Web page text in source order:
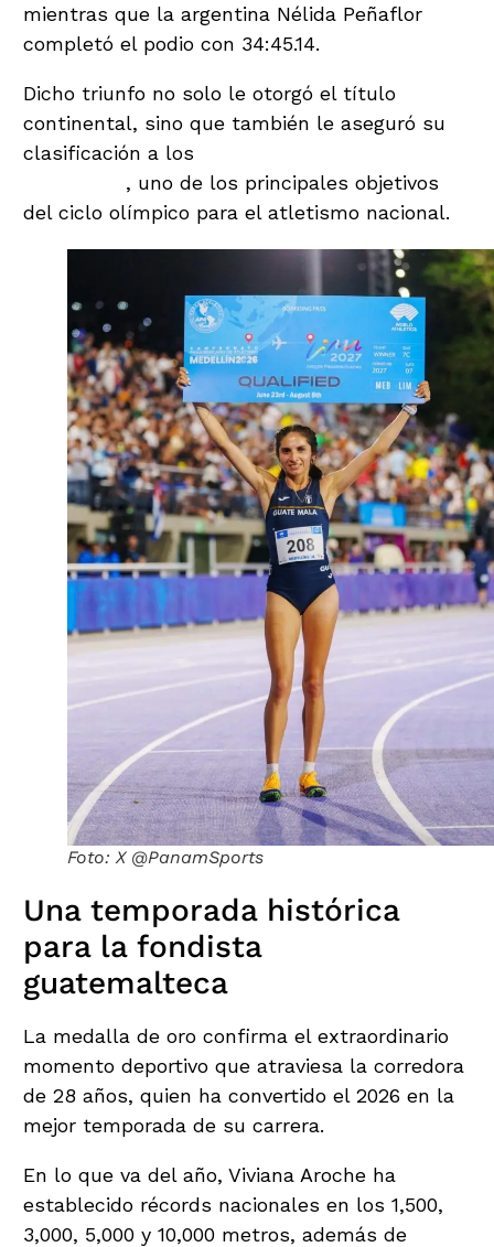
mientras que la argentina Nélida Peñaflor
completó el podio con 34:45.14.
Dicho triunfo no solo le otorgó el título
continental, sino que también le aseguró su
clasificación a los
, uno de los principales objetivos
del ciclo olímpico para el atletismo nacional.
Foto: X @PanamSports
Una temporada histórica
para la fondista
guatemalteca
La medalla de oro confirma el extraordinario
momento deportivo que atraviesa la corredora
de 28 años, quien ha convertido el 2026 en la
mejor temporada de su carrera.
En lo que va del año, Viviana Aroche ha
establecido récords nacionales en los 1,500,
3,000, 5,000 y 10,000 metros, además de